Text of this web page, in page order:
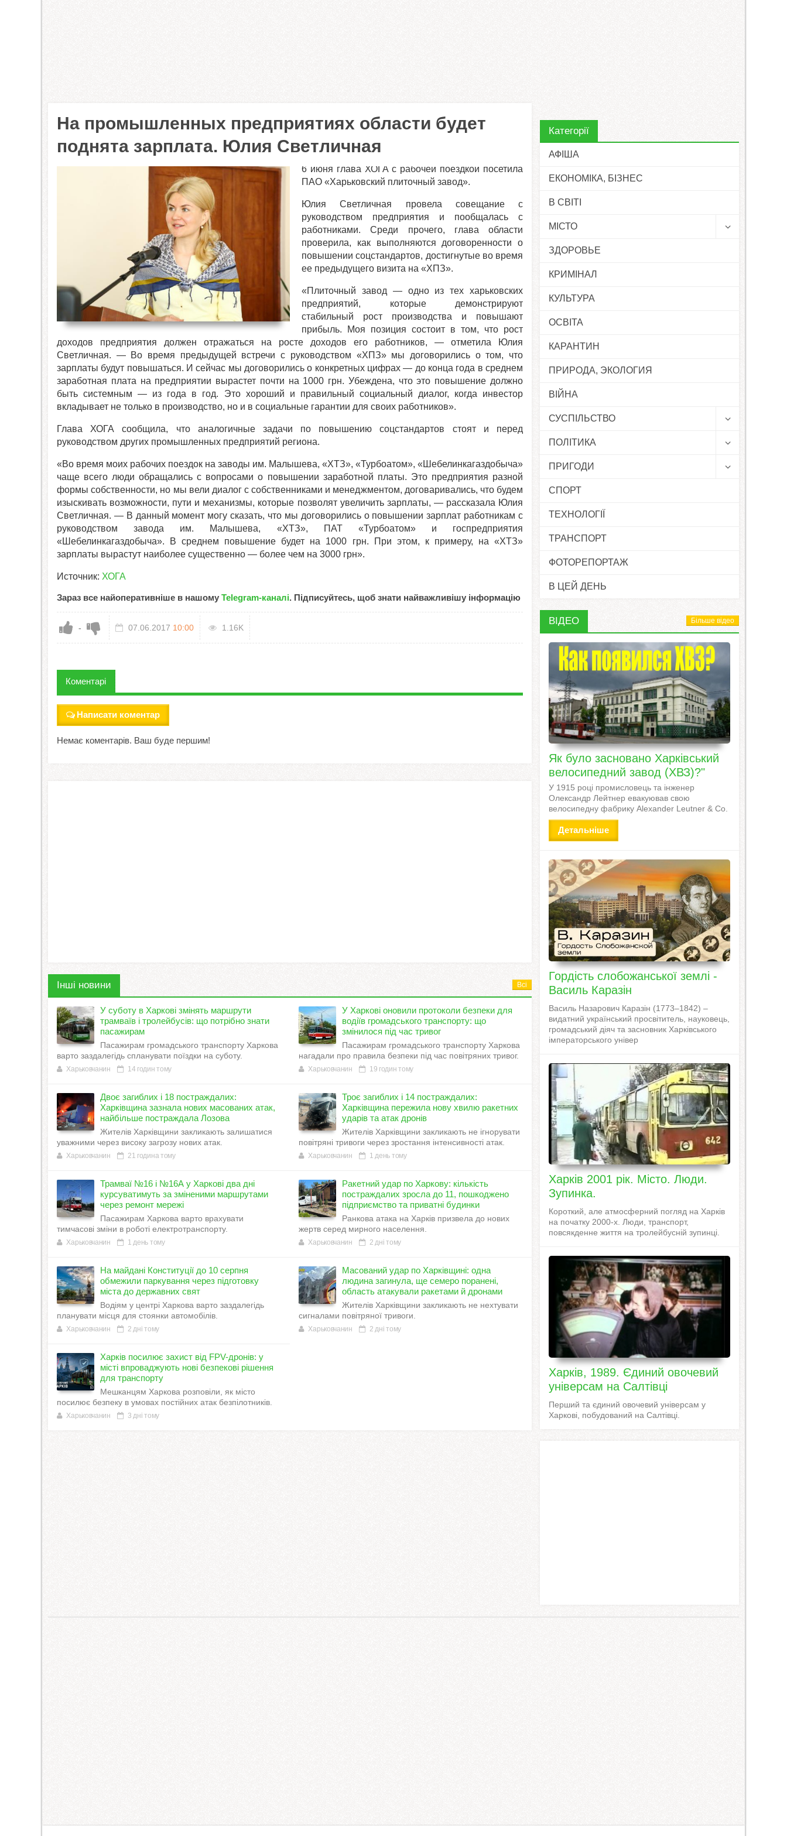
На промышленных предприятиях области будет
поднята зарплата. Юлия Светличная
6 июня глава ХОГА с рабочей поездкой посетила
ПАО «Харьковский плиточный завод».
Юлия Светличная провела совещание с
руководством предприятия и пообщалась с
работниками. Среди прочего, глава области
проверила, как выполняются договоренности о
повышении соцстандартов, достигнутые во время
ее предыдущего визита на «ХПЗ».
«Плиточный завод — одно из тех харьковских
предприятий, которые демонстрируют
стабильный рост производства и повышают
прибыль. Моя позиция состоит в том, что рост
доходов предприятия должен отражаться на росте доходов его работников, — отметила Юлия
Светличная. — Во время предыдущей встречи с руководством «ХПЗ» мы договорились о том, что
зарплаты будут повышаться. И сейчас мы договорились о конкретных цифрах — до конца года в среднем
заработная плата на предприятии вырастет почти на 1000 грн. Убеждена, что это повышение должно
быть системным — из года в год. Это хороший и правильный социальный диалог, когда инвестор
вкладывает не только в производство, но и в социальные гарантии для своих работников».
Глава ХОГА сообщила, что аналогичные задачи по повышению соцстандартов стоят и перед
руководством других промышленных предприятий региона.
«Во время моих рабочих поездок на заводы им. Малышева, «ХТЗ», «Турбоатом», «Шебелинкагаздобыча»
чаще всего люди обращались с вопросами о повышении заработной платы. Это предприятия разной
формы собственности, но мы вели диалог с собственниками и менеджментом, договаривались, что будем
изыскивать возможности, пути и механизмы, которые позволят увеличить зарплаты, — рассказала Юлия
Светличная. — В данный момент могу сказать, что мы договорились о повышении зарплат работникам с
руководством завода им. Малышева, «ХТЗ», ПАТ «Турбоатом» и госпредприятия
«Шебелинкагаздобыча». В среднем повышение будет на 1000 грн. При этом, к примеру, на «ХТЗ»
зарплаты вырастут наиболее существенно — более чем на 3000 грн».
Источник: ХОГА
Зараз все найоперативніше в нашому Telegram-каналі. Підписуйтесь, щоб знати найважливішу інформацію
- 07.06.2017 10:00 1.16K
Коментарі
Написати коментар
Немає коментарів. Ваш буде першим!
Інші новини Всі
У суботу в Харкові змінять маршрути
трамваїв і тролейбусів: що потрібно знати
пасажирам
Пасажирам громадського транспорту Харкова
варто заздалегідь спланувати поїздки на суботу.
Харьковчанин 14 годин тому
У Харкові оновили протоколи безпеки для
водіїв громадського транспорту: що
змінилося під час тривог
Пасажирам громадського транспорту Харкова
нагадали про правила безпеки під час повітряних тривог.
Харьковчанин 19 годин тому
Двоє загиблих і 18 постраждалих:
Харківщина зазнала нових масованих атак,
найбільше постраждала Лозова
Жителів Харківщини закликають залишатися
уважними через високу загрозу нових атак.
Харьковчанин 21 година тому
Троє загиблих і 14 постраждалих:
Харківщина пережила нову хвилю ракетних
ударів та атак дронів
Жителів Харківщини закликають не ігнорувати
повітряні тривоги через зростання інтенсивності атак.
Харьковчанин 1 день тому
Трамваї №16 і №16А у Харкові два дні
курсуватимуть за зміненими маршрутами
через ремонт мережі
Пасажирам Харкова варто врахувати
тимчасові зміни в роботі електротранспорту.
Харьковчанин 1 день тому
Ракетний удар по Харкову: кількість
постраждалих зросла до 11, пошкоджено
підприємство та приватні будинки
Ранкова атака на Харків призвела до нових
жертв серед мирного населення.
Харьковчанин 2 дні тому
На майдані Конституції до 10 серпня
обмежили паркування через підготовку
міста до державних свят
Водіям у центрі Харкова варто заздалегідь
планувати місця для стоянки автомобілів.
Харьковчанин 2 дні тому
Масований удар по Харківщині: одна
людина загинула, ще семеро поранені,
область атакували ракетами й дронами
Жителів Харківщини закликають не нехтувати
сигналами повітряної тривоги.
Харьковчанин 2 дні тому
Харків посилює захист від FPV-дронів: у
місті впроваджують нові безпекові рішення
для транспорту
Мешканцям Харкова розповіли, як місто
посилює безпеку в умовах постійних атак безпілотників.
Харьковчанин 3 дні тому
Категорії
АФІША
ЕКОНОМІКА, БІЗНЕС
В СВІТІ
МІСТО
ЗДОРОВЬЕ
КРИМІНАЛ
КУЛЬТУРА
ОСВІТА
КАРАНТИН
ПРИРОДА, ЭКОЛОГИЯ
ВІЙНА
СУСПІЛЬСТВО
ПОЛІТИКА
ПРИГОДИ
СПОРТ
ТЕХНОЛОГІЇ
ТРАНСПОРТ
ФОТОРЕПОРТАЖ
В ЦЕЙ ДЕНЬ
ВІДЕО Більше відео
Як було засновано Харківський
велосипедний завод (ХВЗ)?"
У 1915 році промисловець та інженер
Олександр Лейтнер евакуював свою
велосипедну фабрику Alexander Leutner & Co.
Детальніше
Гордість слобожанської землі -
Василь Каразін
Василь Назарович Каразін (1773–1842) –
видатний український просвітитель, науковець,
громадський діяч та засновник Харківського
імператорського універ
Харків 2001 рік. Місто. Люди.
Зупинка.
Короткий, але атмосферний погляд на Харків
на початку 2000-х. Люди, транспорт,
повсякденне життя на тролейбусній зупинці.
Харків, 1989. Єдиний овочевий
універсам на Салтівці
Перший та єдиний овочевий універсам у
Харкові, побудований на Салтівці.